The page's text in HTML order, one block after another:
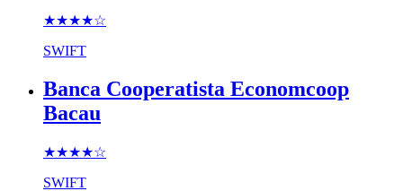
★★★★☆
SWIFT
Banca Cooperatista Economcoop
Bacau
★★★★☆
SWIFT